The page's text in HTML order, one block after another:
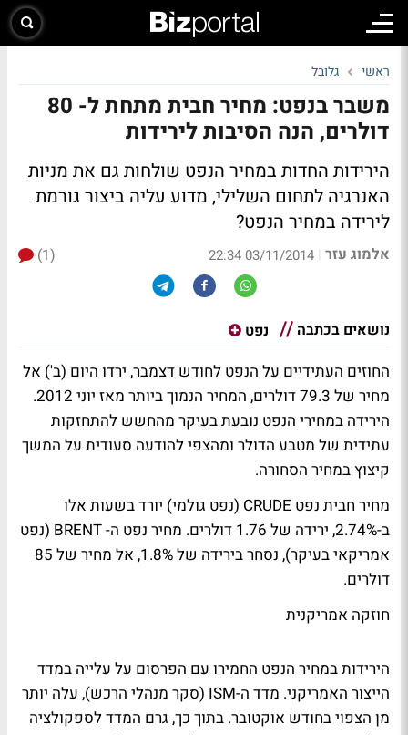
ראשי גלובל
משבר בנפט: מחיר חבית מתחת ל- 80
דולרים, הנה הסיבות לירידות
הירידות החדות במחיר הנפט שולחות גם את מניות
האנרגיה לתחום השלילי, מדוע עליה ביצור גורמת
לירידה במחיר הנפט?
אלמוג עזר |
03/11/2014 22:34
(1)
נושאים בכתבה נפט
החוזים העתידיים על הנפט לחודש דצמבר, ירדו היום (ב') אל
מחיר של 79.3 דולרים, המחיר הנמוך ביותר מאז יוני 2012.
הירידה במחירי הנפט נובעת בעיקר מהחשש להתחזקות
עתידית של מטבע הדולר ומהצפי להודעה סעודית על המשך
קיצוץ במחיר הסחורה.
מחיר חבית נפט CRUDE (נפט גולמי) יורד בשעות אלו
ב-2.74%, ירידה של 1.76 דולרים. מחיר נפט ה- BRENT (נפט
אמריקאי בעיקר), נסחר בירידה של 1.8%, אל מחיר של 85
דולרים.
חוזקה אמריקנית
הירידות במחיר הנפט החמירו עם הפרסום על עלייה במדד
הייצור האמריקני. מדד ה-ISM (סקר מנהלי הרכש), עלה יותר
מן הצפוי בחודש אוקטובר. בתוך כך, גרם המדד לספקולציה